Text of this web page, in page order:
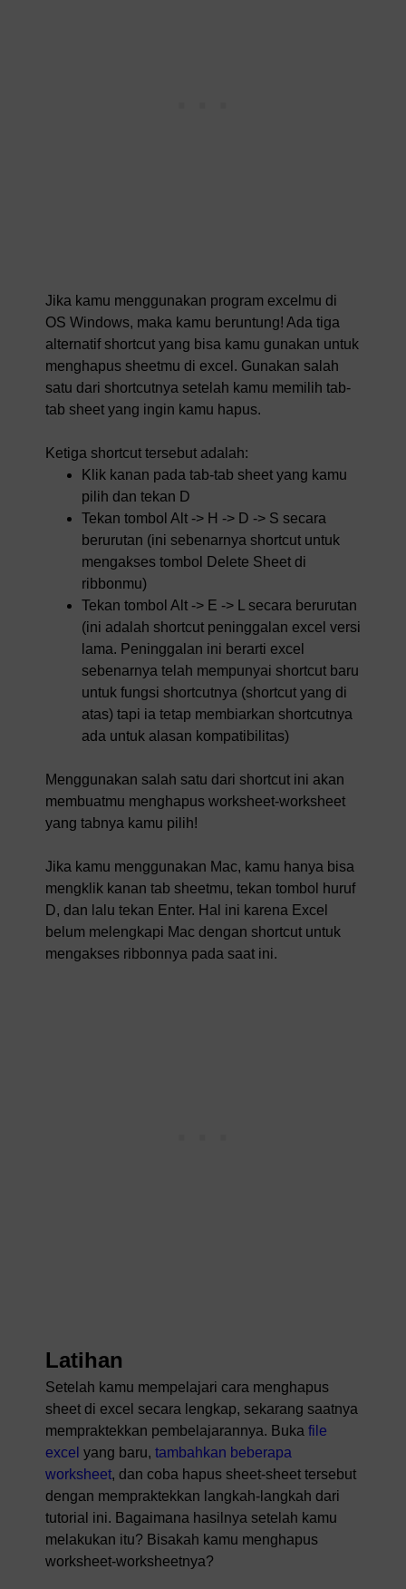
Jika kamu menggunakan program excelmu di
OS Windows, maka kamu beruntung! Ada tiga
alternatif shortcut yang bisa kamu gunakan untuk
menghapus sheetmu di excel. Gunakan salah
satu dari shortcutnya setelah kamu memilih tab-
tab sheet yang ingin kamu hapus.
Ketiga shortcut tersebut adalah:
Klik kanan pada tab-tab sheet yang kamu
pilih dan tekan D
Tekan tombol Alt -> H -> D -> S secara
berurutan (ini sebenarnya shortcut untuk
mengakses tombol Delete Sheet di
ribbonmu)
Tekan tombol Alt -> E -> L secara berurutan
(ini adalah shortcut peninggalan excel versi
lama. Peninggalan ini berarti excel
sebenarnya telah mempunyai shortcut baru
untuk fungsi shortcutnya (shortcut yang di
atas) tapi ia tetap membiarkan shortcutnya
ada untuk alasan kompatibilitas)
Menggunakan salah satu dari shortcut ini akan
membuatmu menghapus worksheet-worksheet
yang tabnya kamu pilih!
Jika kamu menggunakan Mac, kamu hanya bisa
mengklik kanan tab sheetmu, tekan tombol huruf
D, dan lalu tekan Enter. Hal ini karena Excel
belum melengkapi Mac dengan shortcut untuk
mengakses ribbonnya pada saat ini.
Latihan
Setelah kamu mempelajari cara menghapus
sheet di excel secara lengkap, sekarang saatnya
mempraktekkan pembelajarannya. Buka file
excel yang baru, tambahkan beberapa
worksheet, dan coba hapus sheet-sheet tersebut
dengan mempraktekkan langkah-langkah dari
tutorial ini. Bagaimana hasilnya setelah kamu
melakukan itu? Bisakah kamu menghapus
worksheet-worksheetnya?